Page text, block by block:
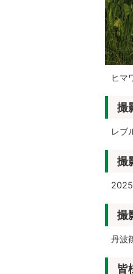
ヒマ
撮
レブ
撮
撮
丹波
皆